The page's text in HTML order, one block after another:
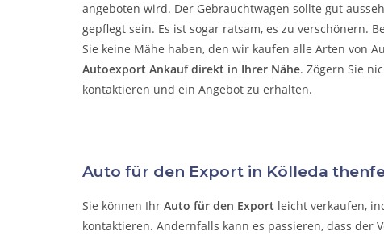
angeboten wird. Der Gebrauchtwagen sollte gut
gepflegt sein. Es ist sogar ratsam, es zu verschönern.
Sie keine Mähe haben, den wir kaufen alle Arten von
Autoexport Ankauf direkt in Ihrer Nähe. Zögern Sie
kontaktieren und ein Angebot zu erhalten.
Auto für den Export in Kölleda
Sie können Ihr Auto für den Export leicht verkaufen,
kontaktieren. Andernfalls kann es passieren, dass der